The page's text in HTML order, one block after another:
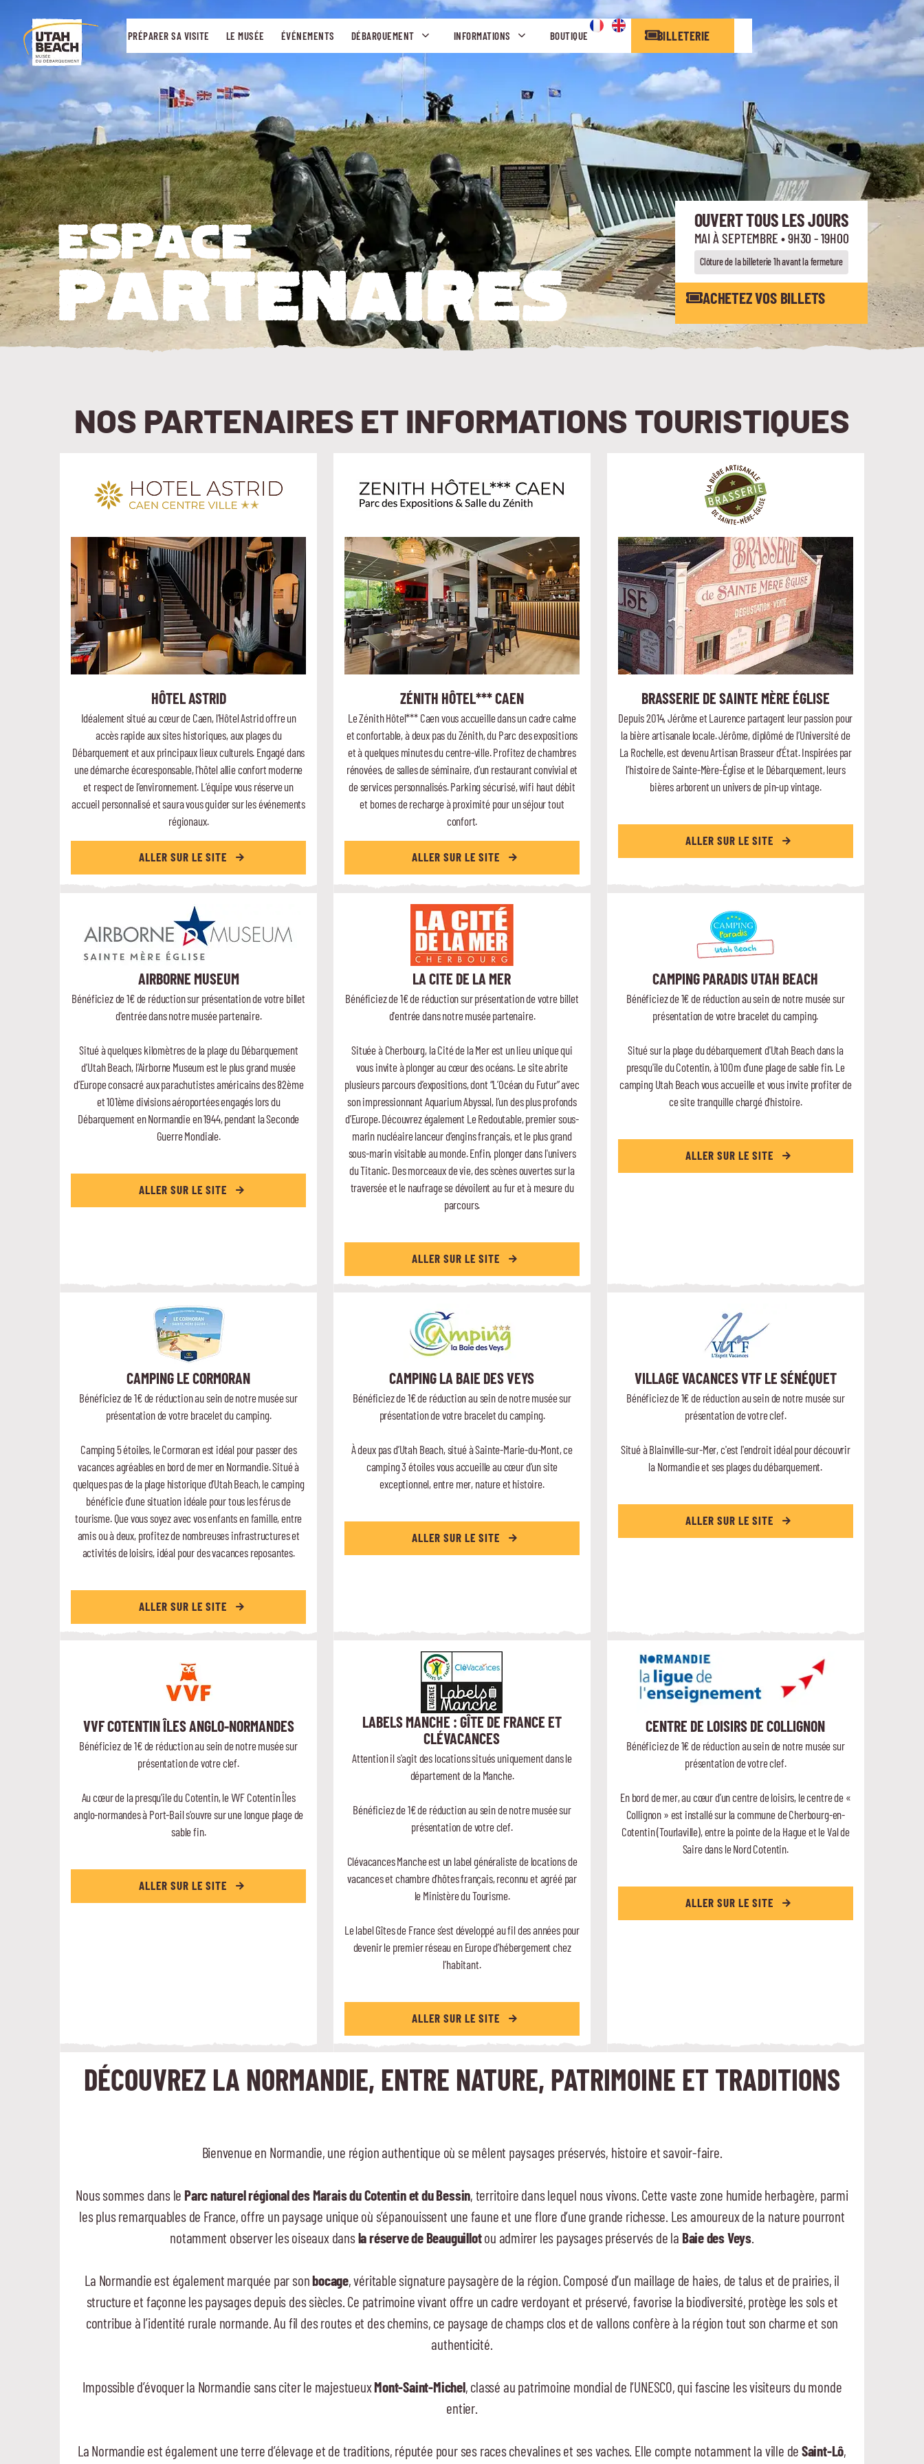
PRÉPARER SA VISITE LE MUSÉE ÉVÉNEMENTS DÉBARQUEMENT INFORMATIONS BOUTIQUE BILLETERIE
ESPACE
PARTENAIRES
OUVERT TOUS LES JOURS
MAI À SEPTEMBRE • 9H30 - 19H00
Clôture de la billeterie 1h avant la fermeture
ACHETEZ VOS BILLETS
NOS PARTENAIRES ET INFORMATIONS TOURISTIQUES
HÔTEL ASTRID
Idéalement situé au cœur de Caen, l’Hôtel Astrid offre un
accès rapide aux sites historiques, aux plages du
Débarquement et aux principaux lieux culturels. Engagé dans
une démarche écoresponsable, l’hôtel allie confort moderne
et respect de l’environnement. L’équipe vous réserve un
accueil personnalisé et saura vous guider sur les événements
régionaux.
ALLER SUR LE SITE
ZÉNITH HÔTEL*** CAEN
Le Zénith Hôtel*** Caen vous accueille dans un cadre calme
et confortable, à deux pas du Zénith, du Parc des expositions
et à quelques minutes du centre-ville. Profitez de chambres
rénovées, de salles de séminaire, d’un restaurant convivial et
de services personnalisés. Parking sécurisé, wifi haut débit
et bornes de recharge à proximité pour un séjour tout
confort.
ALLER SUR LE SITE
BRASSERIE DE SAINTE MÈRE ÉGLISE
Depuis 2014, Jérôme et Laurence partagent leur passion pour
la bière artisanale locale. Jérôme, diplômé de l’Université de
La Rochelle, est devenu Artisan Brasseur d’État. Inspirées par
l’histoire de Sainte-Mère-Église et le Débarquement, leurs
bières arborent un univers de pin-up vintage.
ALLER SUR LE SITE
AIRBORNE MUSEUM
Bénéficiez de 1€ de réduction sur présentation de votre billet
d'entrée dans notre musée partenaire.
Situé à quelques kilomètres de la plage du Débarquement
d’Utah Beach, l’Airborne Museum est le plus grand musée
d’Europe consacré aux parachutistes américains des 82ème
et 101ème divisions aéroportées engagés lors du
Débarquement en Normandie en 1944, pendant la Seconde
Guerre Mondiale.
ALLER SUR LE SITE
LA CITE DE LA MER
Bénéficiez de 1€ de réduction sur présentation de votre billet
d'entrée dans notre musée partenaire.
Située à Cherbourg, la Cité de la Mer est un lieu unique qui
vous invite à plonger au cœur des océans. Le site abrite
plusieurs parcours d’expositions, dont “L’Océan du Futur” avec
son impressionnant Aquarium Abyssal, l’un des plus profonds
d’Europe. Découvrez également Le Redoutable, premier sous-
marin nucléaire lanceur d’engins français, et le plus grand
sous-marin visitable au monde. Enfin, plonger dans l'univers
du Titanic. Des morceaux de vie, des scènes ouvertes sur la
traversée et le naufrage se dévoilent au fur et à mesure du
parcours.
ALLER SUR LE SITE
CAMPING PARADIS UTAH BEACH
Bénéficiez de 1€ de réduction au sein de notre musée sur
présentation de votre bracelet du camping.
Situé sur la plage du débarquement d'Utah Beach dans la
presqu'ile du Cotentin, à 100m d'une plage de sable fin. Le
camping Utah Beach vous accueille et vous invite profiter de
ce site tranquille chargé d'histoire.
ALLER SUR LE SITE
CAMPING LE CORMORAN
Bénéficiez de 1€ de réduction au sein de notre musée sur
présentation de votre bracelet du camping.
Camping 5 étoiles, le Cormoran est idéal pour passer des
vacances agréables en bord de mer en Normandie. Situé à
quelques pas de la plage historique d’Utah Beach, le camping
bénéficie d’une situation idéale pour tous les férus de
tourisme. Que vous soyez avec vos enfants en famille, entre
amis ou à deux, profitez de nombreuses infrastructures et
activités de loisirs, idéal pour des vacances reposantes.
ALLER SUR LE SITE
CAMPING LA BAIE DES VEYS
Bénéficiez de 1€ de réduction au sein de notre musée sur
présentation de votre bracelet du camping.
À deux pas d’Utah Beach, situé à Sainte-Marie-du-Mont, ce
camping 3 étoiles vous accueille au cœur d’un site
exceptionnel, entre mer, nature et histoire.
ALLER SUR LE SITE
VILLAGE VACANCES VTF LE SÉNÉQUET
Bénéficiez de 1€ de réduction au sein de notre musée sur
présentation de votre clef.
Situé à Blainville-sur-Mer, c'est l'endroit idéal pour découvrir
la Normandie et ses plages du débarquement.
ALLER SUR LE SITE
VVF COTENTIN ÎLES ANGLO-NORMANDES
Bénéficiez de 1€ de réduction au sein de notre musée sur
présentation de votre clef.
Au cœur de la presqu’ile du Cotentin, le VVF Cotentin Îles
anglo-normandes à Port-Bail s’ouvre sur une longue plage de
sable fin.
ALLER SUR LE SITE
LABELS MANCHE : GÎTE DE FRANCE ET
CLÉVACANCES
Attention il s'agit des locations situés uniquement dans le
département de la Manche.
Bénéficiez de 1€ de réduction au sein de notre musée sur
présentation de votre clef.
Clévacances Manche est un label généraliste de locations de
vacances et chambre d’hôtes français, reconnu et agréé par
le Ministère du Tourisme.
Le label Gîtes de France s’est développé au fil des années pour
devenir le premier réseau en Europe d’hébergement chez
l’habitant.
ALLER SUR LE SITE
CENTRE DE LOISIRS DE COLLIGNON
Bénéficiez de 1€ de réduction au sein de notre musée sur
présentation de votre clef.
En bord de mer, au cœur d’un centre de loisirs, le centre de «
Collignon » est installé sur la commune de Cherbourg-en-
Cotentin (Tourlaville), entre la pointe de la Hague et le Val de
Saire dans le Nord Cotentin.
ALLER SUR LE SITE
DÉCOUVREZ LA NORMANDIE, ENTRE NATURE, PATRIMOINE ET TRADITIONS
Bienvenue en Normandie, une région authentique où se mêlent paysages préservés, histoire et savoir-faire.
Nous sommes dans le Parc naturel régional des Marais du Cotentin et du Bessin, territoire dans lequel nous vivons. Cette vaste zone humide herbagère, parmi
les plus remarquables de France, offre un paysage unique où s’épanouissent une faune et une flore d’une grande richesse. Les amoureux de la nature pourront
notamment observer les oiseaux dansla réserve de Beauguillotou admirer les paysages préservés de la Baie des Veys.
La Normandie est également marquée par sonbocage, véritable signature paysagère de la région. Composé d’un maillage de haies, de talus et de prairies, il
structure et façonne les paysages depuis des siècles. Ce patrimoine vivant offre un cadre verdoyant et préservé, favorise la biodiversité, protège les sols et
contribue à l’identité rurale normande. Au fil des routes et des chemins, ce paysage de champs clos et de vallons confère à la région tout son charme et son
authenticité.
Impossible d’évoquer la Normandie sans citer le majestueuxMont-Saint-Michel, classé au patrimoine mondial de l’UNESCO, qui fascine les visiteurs du monde
entier.
La Normandie est également une terre d’élevage et de traditions, réputée pour ses races chevalines et ses vaches. Elle compte notamment la ville de Saint-Lô,